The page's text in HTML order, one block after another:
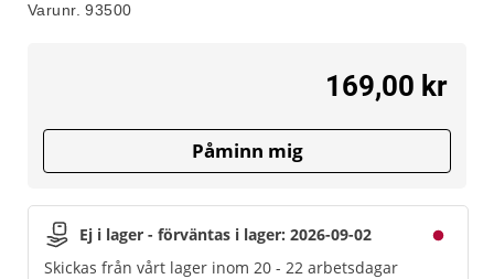
Varunr. 93500
Ej i lager - förväntas i lager: 2026-09-02
Skickas från vårt lager inom 20 - 22 arbetsdagar
169,00 kr
Påminn mig